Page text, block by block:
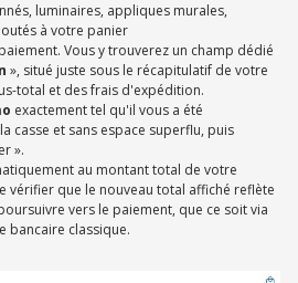
luminaires, appliques murales,
à votre panier
Vous y trouverez un champ dédié
», situé juste sous le récapitulatif de votre
total et des frais d'expédition.
exactement tel qu'il vous a été
casse et sans espace superflu, puis
».
au montant total de votre
vérifier que le nouveau total affiché reflète
vers le paiement, que ce soit via
bancaire classique.